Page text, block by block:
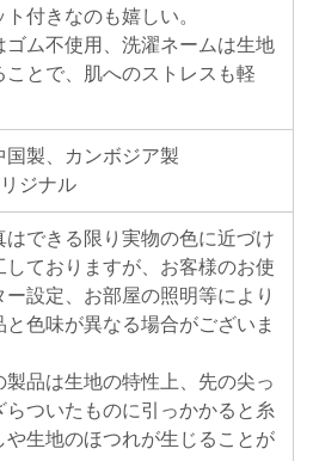
ト付きなのも嬉しい。
ゴム不使用、洗濯ネームは生地
ことで、肌へのストレスも軽
国製、カンボジア製
ジナル
はできる限り実物の色に近づけ
しておりますが、お客様のお使
ー設定、お部屋の照明等により
と色味が異なる場合がございま
品は生地の特性上、先の尖っ
らついたものに引っかかると糸
や生地のほつれが生じることが